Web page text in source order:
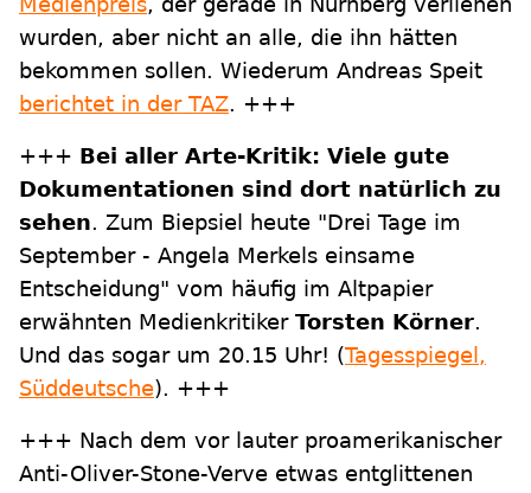
wurden, aber nicht an alle, die ihn hätten
bekommen sollen. Wiederum Andreas Speit
berichtet in der TAZ. +++
+++ Bei aller Arte-Kritik: Viele gute
Dokumentationen sind dort natürlich zu
sehen. Zum Biepsiel heute "Drei Tage im
September - Angela Merkels einsame
Entscheidung" vom häufig im Altpapier
erwähnten Medienkritiker Torsten Körner.
Und das sogar um 20.15 Uhr! (Tagesspiegel,
Süddeutsche). +++
+++ Nach dem vor lauter proamerikanischer
Anti-Oliver-Stone-Verve etwas entglittenen